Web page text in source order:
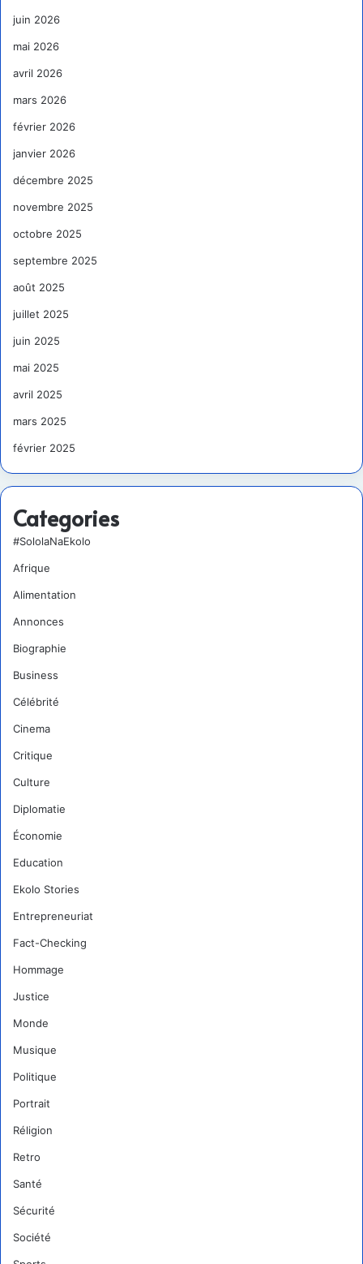
juin 2026
mai 2026
avril 2026
mars 2026
février 2026
janvier 2026
décembre 2025
novembre 2025
octobre 2025
septembre 2025
août 2025
juillet 2025
juin 2025
mai 2025
avril 2025
mars 2025
février 2025
Categories
#SololaNaEkolo
Afrique
Alimentation
Annonces
Biographie
Business
Célébrité
Cinema
Critique
Culture
Diplomatie
Économie
Education
Ekolo Stories
Entrepreneuriat
Fact-Checking
Hommage
Justice
Monde
Musique
Politique
Portrait
Réligion
Retro
Santé
Sécurité
Société